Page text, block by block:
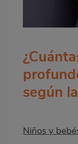
según
Niños y